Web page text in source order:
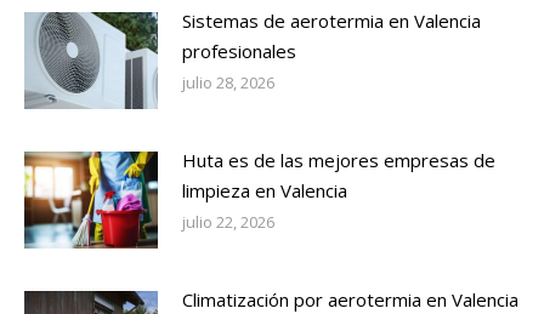
Sistemas de aerotermia en Valencia
profesionales
julio 28, 2026
Huta es de las mejores empresas de
limpieza en Valencia
julio 22, 2026
Climatización por aerotermia en Valencia